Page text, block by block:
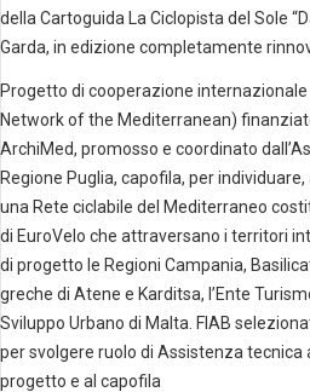
della Cartoguida La Ciclopista del Sole
Garda, in edizione completamente
Progetto di cooperazione internazionale
Network of the Mediterranean)
ArchiMed, promosso e coordinato
Regione Puglia, capofila, per
una Rete ciclabile del Mediterraneo
di EuroVelo che attraversano i territori
di progetto le Regioni Campania,
greche di Atene e Karditsa, l’Ente
Sviluppo Urbano di Malta. FIAB
per svolgere ruolo di Assistenza tecnica
progetto e al capofila